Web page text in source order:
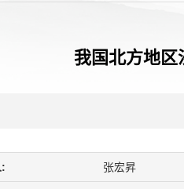
我国北方地
张宏昇